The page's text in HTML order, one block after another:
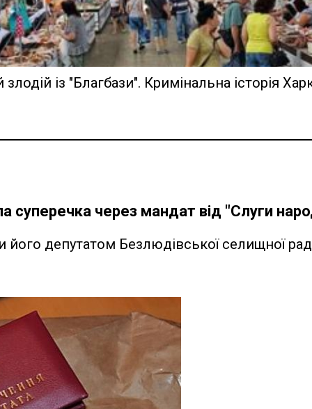
із "Благбази". Кримінальна історія
суперечка через мандат від "Слуги
його депутатом Безлюдівської селищної